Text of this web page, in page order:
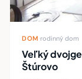
DOM rodinný dom
Veľký
Štúrovo